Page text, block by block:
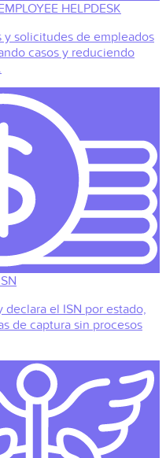
HELPDESK
y solicitudes de empleados
casos y reduciendo
declara el ISN por estado,
de captura sin procesos